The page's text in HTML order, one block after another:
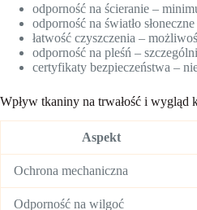
odporność na ścieranie –
odporność na światło
łatwość czyszczenia –
odporność na pleśń –
certyfikaty bezpieczeństwa –
Wpływ tkaniny na trwałość i wygląd
Aspekt
Ochrona mechaniczna
Odporność na wilgoć